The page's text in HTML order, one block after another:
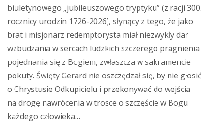
biuletynowego „jubileuszowego tryptyku” (z racji 300.
rocznicy urodzin 1726-2026), słynący z tego, że jako
brat i misjonarz redemptorysta miał niezwykły dar
wzbudzania w sercach ludzkich szczerego pragnienia
pojednania się z Bogiem, zwłaszcza w sakramencie
pokuty. Święty Gerard nie oszczędzał się, by nie głosić
o Chrystusie Odkupicielu i przekonywać do wejścia
na drogę nawrócenia w trosce o szczęście w Bogu
każdego człowieka…